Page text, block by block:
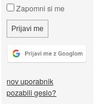
Zapomni si me
nov uporabnik
pozabili geslo?